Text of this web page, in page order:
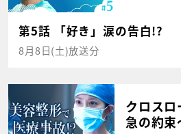
第5話 「好き」涙の告白!?
8月8日(土)放送分
クロス
急の約束